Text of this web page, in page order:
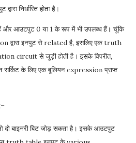
निर्धारित होता है।
और आउटपुट 0 या 1 के रूप में भी उपलब्ध हैं। चूंकि
द्वारा इनपुट से related है, इसलिए एक truth
circuit से जुड़ी होती है। इसके विपरीत,
के लिए एक बूलियन expression प्राप्त
दो बाइनरी बिट जोड़ सकता है। इसके आउटपुट